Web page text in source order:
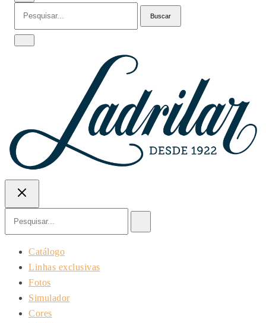
Buscar
Catálogo
Linhas exclusivas
Fotos
Simulador
Cores